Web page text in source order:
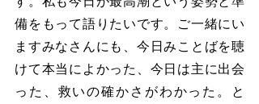
備をもって語りたいです。ご一緒にい
ますみなさんにも、今日みことばを聴
けて本当によかった、今日は主に出会
った、救いの確かさがわかった。と